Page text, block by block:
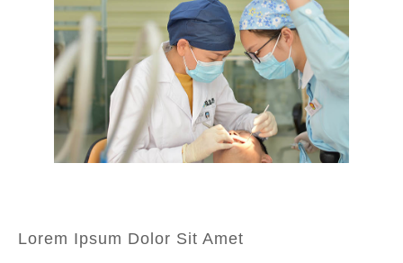
Lorem Ipsum Dolor Sit Amet